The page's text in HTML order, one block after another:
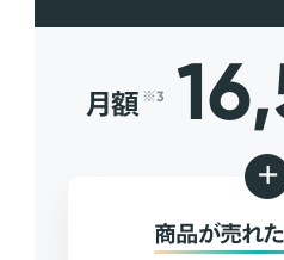
月額 ※3
+
商品が売れた